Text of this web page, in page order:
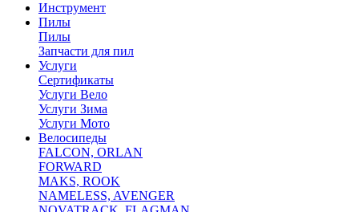
Инструмент
Пилы
Пилы
Запчасти для пил
Услуги
Сертификаты
Услуги Вело
Услуги Зима
Услуги Мото
Велосипеды
FALCON, ORLAN
FORWARD
MAKS, ROOK
NAMELESS, AVENGER